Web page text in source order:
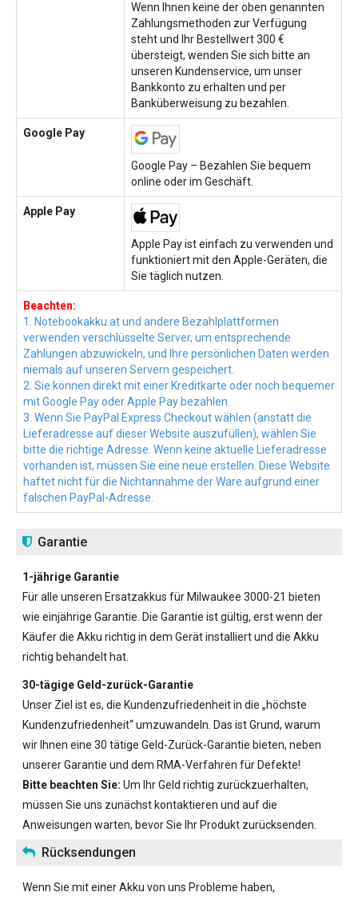
Wenn Ihnen keine der oben genannten
Zahlungsmethoden zur Verfügung
steht und Ihr Bestellwert 300 €
übersteigt, wenden Sie sich bitte an
unseren Kundenservice, um unser
Bankkonto zu erhalten und per
Banküberweisung zu bezahlen.
Google Pay
Google Pay – Bezahlen Sie bequem
online oder im Geschäft.
Apple Pay
Apple Pay ist einfach zu verwenden und
funktioniert mit den Apple-Geräten, die
Sie täglich nutzen.
Beachten:
1. Notebookakku.at und andere Bezahlplattformen
verwenden verschlüsselte Server, um entsprechende
Zahlungen abzuwickeln, und Ihre persönlichen Daten werden
niemals auf unseren Servern gespeichert.
2. Sie können direkt mit einer Kreditkarte oder noch bequemer
mit Google Pay oder Apple Pay bezahlen.
3. Wenn Sie PayPal Express Checkout wählen (anstatt die
Lieferadresse auf dieser Website auszufüllen), wählen Sie
bitte die richtige Adresse. Wenn keine aktuelle Lieferadresse
vorhanden ist, müssen Sie eine neue erstellen. Diese Website
haftet nicht für die Nichtannahme der Ware aufgrund einer
falschen PayPal-Adresse.
Garantie
1-jährige Garantie
Für alle unseren Ersatzakkus für Milwaukee 3000-21 bieten
wie einjährige Garantie. Die Garantie ist gültig, erst wenn der
Käufer die Akku richtig in dem Gerät installiert und die Akku
richtig behandelt hat.
30-tägige Geld-zurück-Garantie
Unser Ziel ist es, die Kundenzufriedenheit in die „höchste
Kundenzufriedenheit“ umzuwandeln. Das ist Grund, warum
wir Ihnen eine 30 tätige Geld-Zurück-Garantie bieten, neben
unserer Garantie und dem RMA-Verfahren für Defekte!
Bitte beachten Sie: Um Ihr Geld richtig zurückzuerhalten,
müssen Sie uns zunächst kontaktieren und auf die
Anweisungen warten, bevor Sie Ihr Produkt zurücksenden.
Rücksendungen
Wenn Sie mit einer Akku von uns Probleme haben,